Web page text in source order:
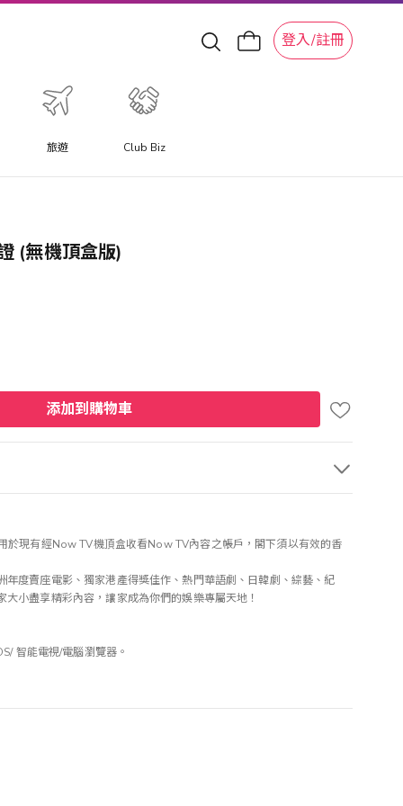
登入/註冊
旅遊 Club Biz
(無機頂盒版)
添加到購物車
現有經Now TV機頂盒收看Now TV內容之帳戶，閣下須以有效的香
度賣座電影、獨家港產得獎佳作、熱門華語劇、日韓劇、綜藝、紀
小盡享精彩內容，讓家成為你們的娛樂專屬天地！
智能電視/電腦瀏覽器。